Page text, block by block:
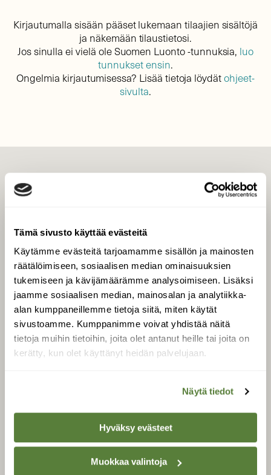
Tämä sivusto käyttää evästeitä
Käytämme evästeitä tarjoamamme sisällön ja mainosten
räätälöimiseen, sosiaalisen median ominaisuuksien
tukemiseen ja kävijämäärämme analysoimiseen. Lisäksi
jaamme sosiaalisen median, mainosalan ja analytiikka-
alan kumppaneillemme tietoja siitä, miten käytät
sivustoamme. Kumppanimme voivat yhdistää näitä
tietoja muihin tietoihin, joita olet antanut heille tai joita on
kerätty, kun olet käyttänyt heidän palvelujaan.
Näytä tiedot
Hyväksy evästeet
Muokkaa valintoja
Kirjautumalla sisään pääset lukemaan tilaajien sisältöjä
ja näkemään tilaustietosi.
Jos sinulla ei vielä ole Suomen Luonto -tunnuksia, luo
tunnukset ensin.
Ongelmia kirjautumisessa? Lisää tietoja löydätohjeet-
sivulta.
Tilaa digilukuoikeus
Äänestä parasta juttua
Tilaa uutiskirje
SUOMEN LUONNON­
SUOJELU­LIITTO
Suomen Luonto -lehden
luonnonsuojelu­liitto.